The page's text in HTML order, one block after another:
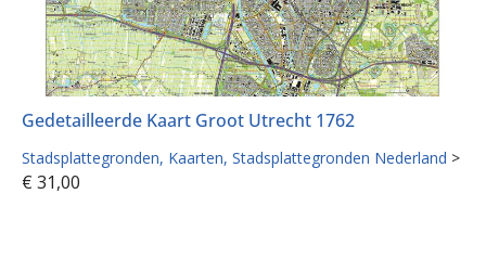
Gedetailleerde Kaart Groot Utrecht 1762
Stadsplattegronden Kaarten Stadsplattegronden Nederland >
€ 31,00